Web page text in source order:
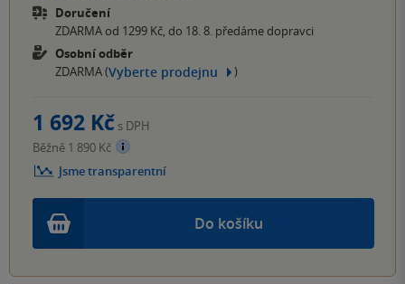
Doručení
ZDARMA od 1299 Kč, do 18. 8. předáme dopravci
Osobní odběr
ZDARMA (Vyberte prodejnu )
Do košíku
1 692 Kč s DPH
Běžně 1 890 Kč
Jsme transparentní